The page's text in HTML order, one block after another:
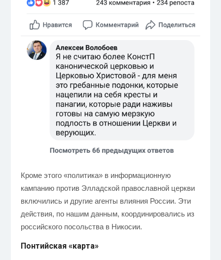
Кроме этого «политика» в информационную
кампанию против Элладской православной церкви
включились и другие агенты влияния России. Эти
действия, по нашим данным, координировались из
российского посольства в Никосии.
Понтийская «карта»